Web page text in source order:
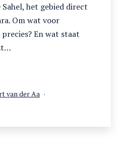
het gebied direct
Om wat voor
En wat staat
van der Aa